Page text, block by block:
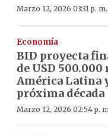
Marzo 12, 2026 03:31 p. m.
Economía
BID proyecta
de USD
América Latina
próxima década
Marzo 12, 2026 02:54 p.